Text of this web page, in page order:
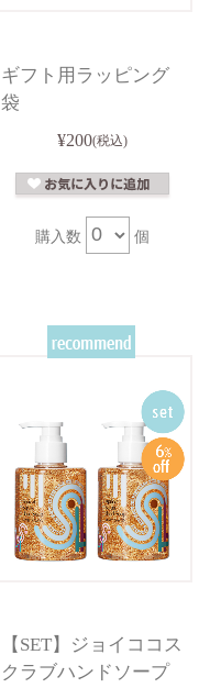
ギフト用ラッピング
袋
¥200(税込)
購入数 個
【SET】ジョイココス
クラブハンドソープ